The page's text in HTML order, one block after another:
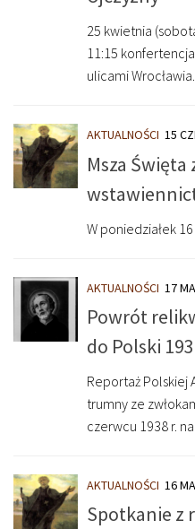
25 kwietnia
11:15
ulicami Wrocławia.
AKTUALNOŚCI 15
Msza Święta
W poniedziałek
AKTUALNOŚCI 17
Powrót
do Polski
Reportaż Polskiej
trumny ze
czerwcu 1938 r.
AKTUALNOŚCI 16
Spotkanie z